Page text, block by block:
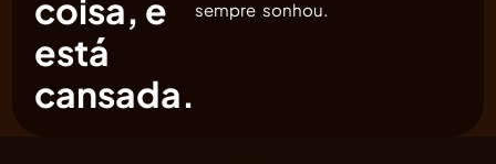
coisa, e
está
cansada.
sempre sonhou.